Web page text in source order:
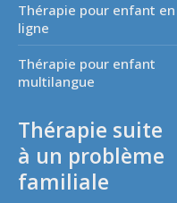
Thérapie pour enfant en
ligne
Thérapie pour enfant
multilangue
Thérapie suite
à un problème
familiale